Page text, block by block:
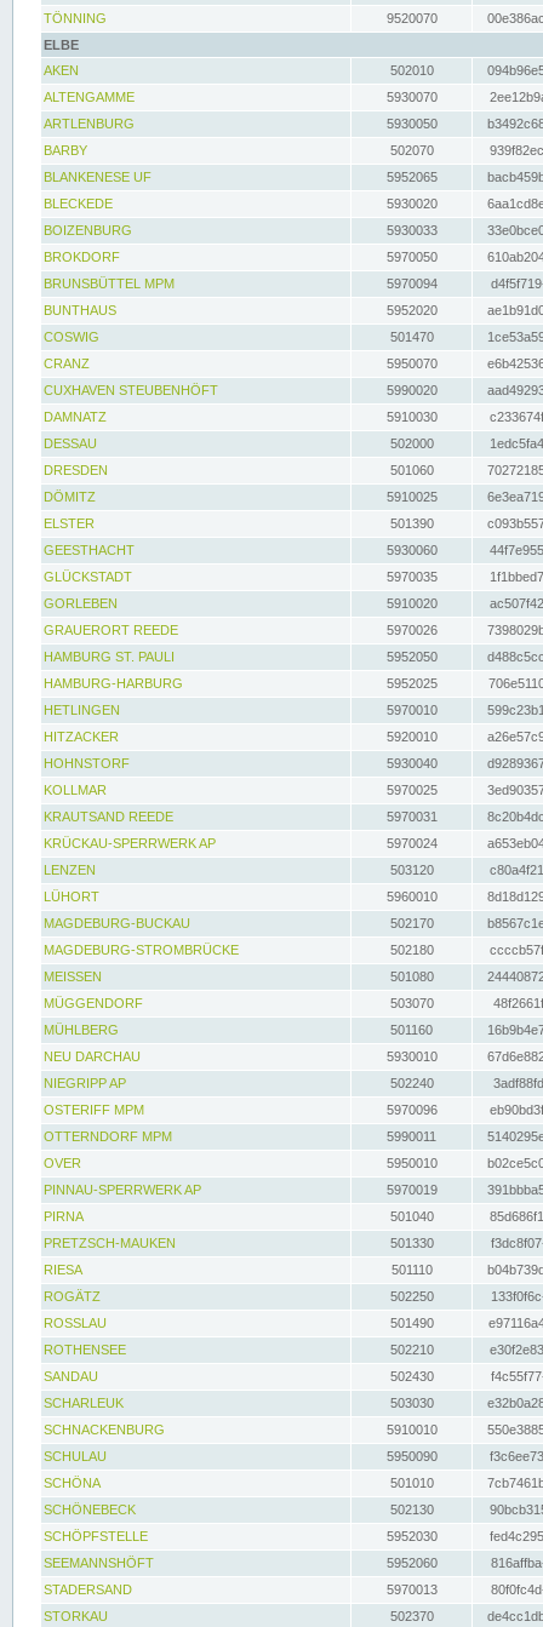
TÖNNING
9520070
ELBE
AKEN
502010
ALTENGAMME
5930070
ARTLENBURG
5930050
BARBY
502070
BLANKENESE UF
5952065
BLECKEDE
5930020
BOIZENBURG
5930033
BROKDORF
5970050
BRUNSBÜTTEL MPM
5970094
BUNTHAUS
5952020
COSWIG
501470
CRANZ
5950070
CUXHAVEN STEUBENHÖFT
5990020
DAMNATZ
5910030
DESSAU
502000
DRESDEN
501060
DÖMITZ
5910025
ELSTER
501390
GEESTHACHT
5930060
GLÜCKSTADT
5970035
GORLEBEN
5910020
GRAUERORT REEDE
5970026
HAMBURG ST. PAULI
5952050
HAMBURG-HARBURG
5952025
HETLINGEN
5970010
HITZACKER
5920010
HOHNSTORF
5930040
KOLLMAR
5970025
KRAUTSAND REEDE
5970031
KRÜCKAU-SPERRWERK AP
5970024
LENZEN
503120
LÜHORT
5960010
MAGDEBURG-BUCKAU
502170
MAGDEBURG-STROMBRÜCKE
502180
MEISSEN
501080
MÜGGENDORF
503070
MÜHLBERG
501160
NEU DARCHAU
5930010
NIEGRIPP AP
502240
OSTERIFF MPM
5970096
OTTERNDORF MPM
5990011
OVER
5950010
PINNAU-SPERRWERK AP
5970019
PIRNA
501040
PRETZSCH-MAUKEN
501330
RIESA
501110
ROGÄTZ
502250
ROSSLAU
501490
ROTHENSEE
502210
SANDAU
502430
SCHARLEUK
503030
SCHNACKENBURG
5910010
SCHULAU
5950090
SCHÖNA
501010
SCHÖNEBECK
502130
SCHÖPFSTELLE
5952030
SEEMANNSHÖFT
5952060
STADERSAND
5970013
STORKAU
502370